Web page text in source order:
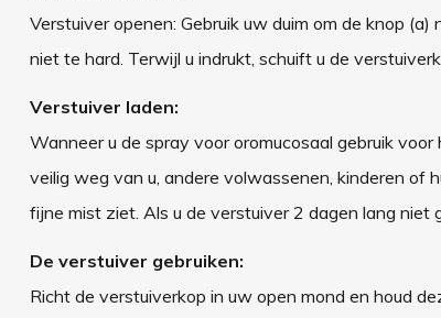
Verstuiver openen: Gebruik uw duim om de knop
niet te hard. Terwijl u indrukt, schuift u de
Verstuiver laden:
Wanneer u de spray voor oromucosaal gebruik
veilig weg van u, andere volwassenen, kinderen of
fijne mist ziet. Als u de verstuiver 2 dagen lang niet
De verstuiver gebruiken:
Richt de verstuiverkop in uw open mond en houd